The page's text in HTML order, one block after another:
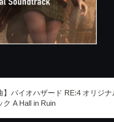
】バイオハザード RE:4 オリジ
ク A Hall in Ruin